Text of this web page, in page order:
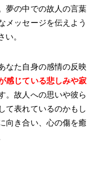
夢の中での故人の言葉
メッセージを伝えよう
い。
なた自身の感情の反映
感じている悲しみや寂
。故人への思いや彼ら
て表れているのかもし
向き合い、心の傷を癒